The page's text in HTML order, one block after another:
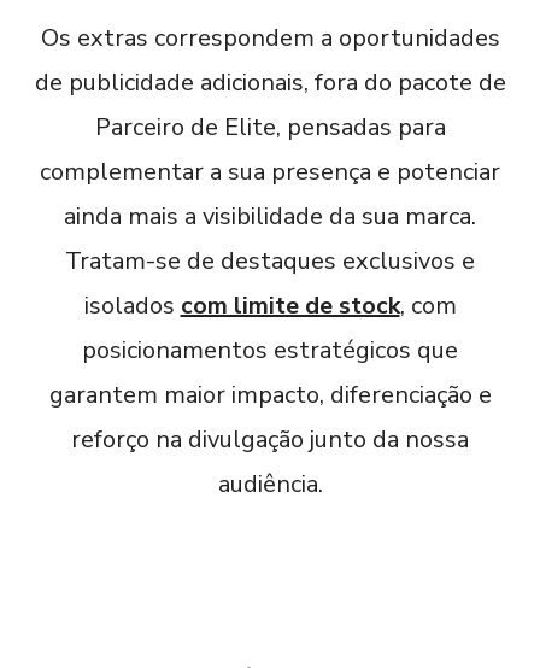
Os extras correspondem a oportunidades
de publicidade adicionais, fora do pacote de
Parceiro de Elite, pensadas para
complementar a sua presença e potenciar
ainda mais a visibilidade da sua marca.
Tratam-se de destaques exclusivos e
isolados com limite de stock, com
posicionamentos estratégicos que
garantem maior impacto, diferenciação e
reforço na divulgação junto da nossa
audiência.